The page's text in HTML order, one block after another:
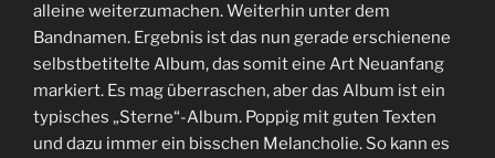
alleine weiterzumachen. Weiterhin unter dem
Bandnamen. Ergebnis ist das nun gerade erschienene
selbstbetitelte Album, das somit eine Art Neuanfang
markiert. Es mag überraschen, aber das Album ist ein
typisches „Sterne“-Album. Poppig mit guten Texten
und dazu immer ein bisschen Melancholie. So kann es